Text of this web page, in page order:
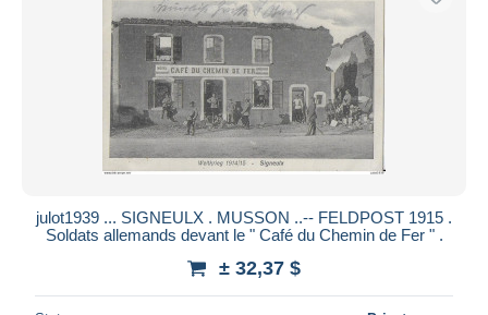
julot1939 ... SIGNEULX . MUSSON ..-- FELDPOST 1915 .
Soldats allemands devant le " Café du Chemin de Fer " .
± 32,37 $